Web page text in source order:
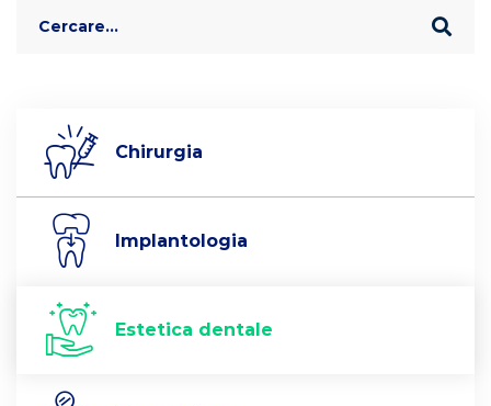
for:
Chirurgia
Implantologia
Estetica dentale